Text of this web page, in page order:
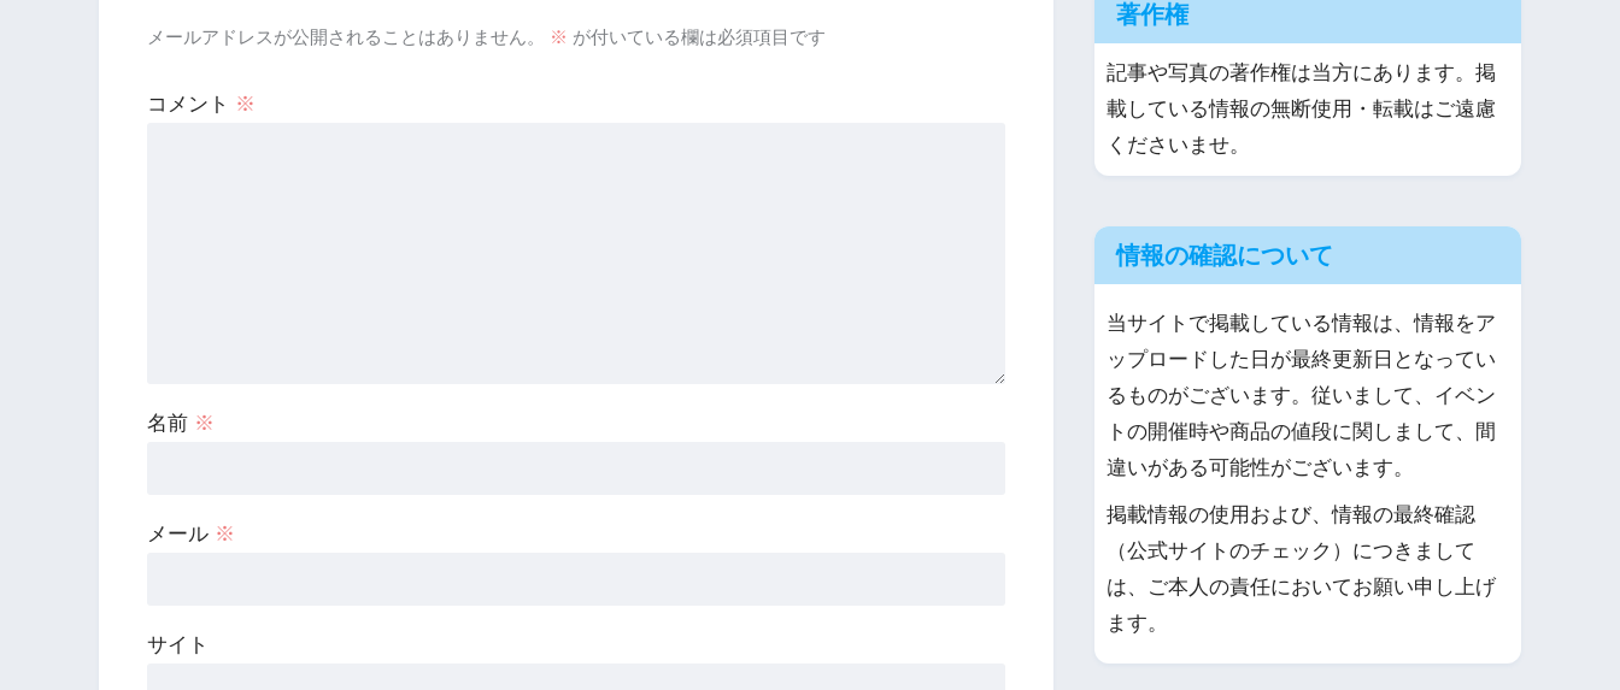
メールアドレスが公開されることはありません。 ※ が付いている欄は必須項目です
コメント ※
名前 ※
メール ※
サイト
著作権
記事や写真の著作権は当方にあります。掲
載している情報の無断使用・転載はご遠慮
くださいませ。
情報の確認について
当サイトで掲載している情報は、情報をア
ップロードした日が最終更新日となってい
るものがございます。従いまして、イベン
トの開催時や商品の値段に関しまして、間
違いがある可能性がございます。
掲載情報の使用および、情報の最終確認
（公式サイトのチェック）につきまして
は、ご本人の責任においてお願い申し上げ
ます。